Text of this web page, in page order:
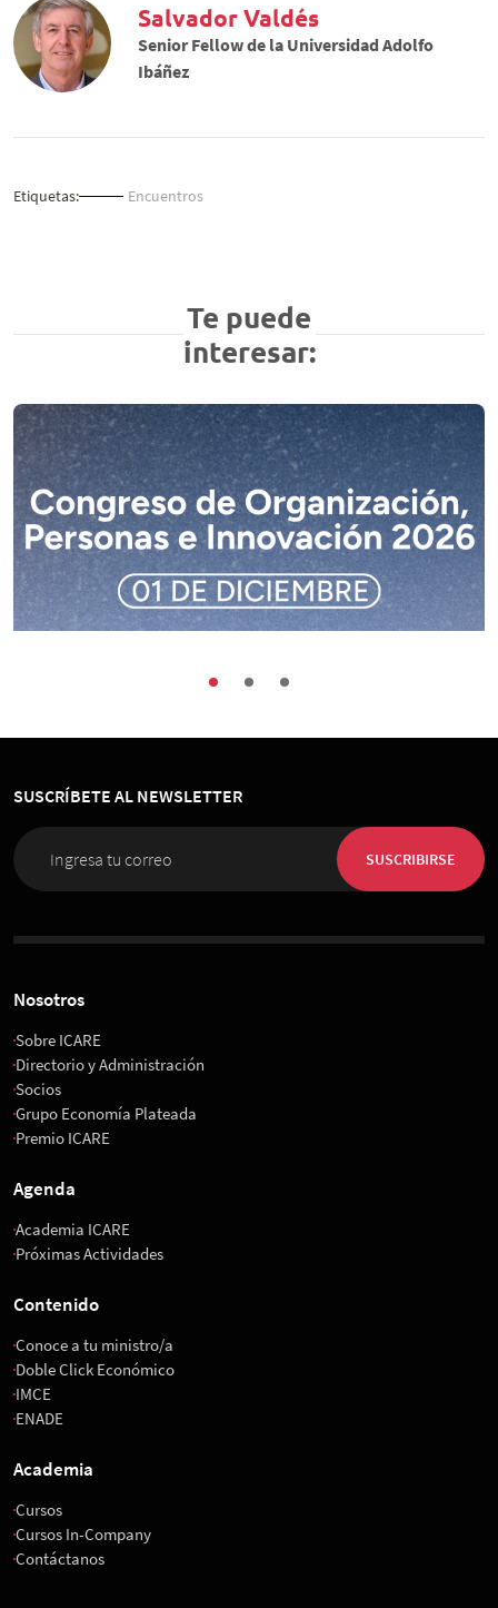
Salvador Valdés
Senior Fellow de la Universidad Adolfo
Ibáñez
Etiquetas: Encuentros
Te puede
interesar:
01 de Diciembre 2026, 08:00 horas
Espacio Riesco
SUSCRÍBETE AL NEWSLETTER
SUSCRIBIRSE
Nosotros
Sobre ICARE
Directorio y Administración
Socios
Grupo Economía Plateada
Premio ICARE
Agenda
Academia ICARE
Próximas Actividades
Contenido
Conoce a tu ministro/a
Doble Click Económico
IMCE
ENADE
Academia
Cursos
Cursos In-Company
Contáctanos